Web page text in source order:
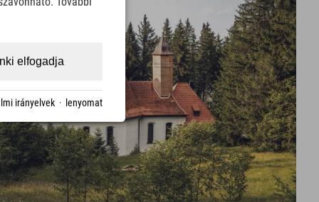
elfogadja
irányelvek · lenyomat